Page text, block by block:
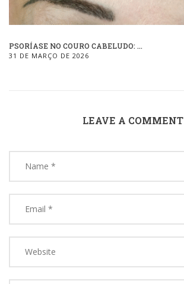
PSORÍASE NO COURO CABELUDO: ...
31 DE MARÇO DE 2026
LEAVE A COMMENT